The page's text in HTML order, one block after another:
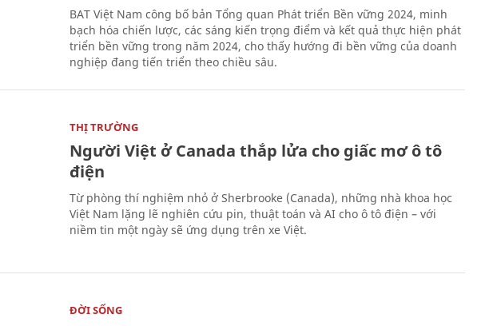
BAT Việt Nam công bố bản Tổng quan Phát triển Bền vững 2024, minh
bạch hóa chiến lược, các sáng kiến trọng điểm và kết quả thực hiện phát
triển bền vững trong năm 2024, cho thấy hướng đi bền vững của doanh
nghiệp đang tiến triển theo chiều sâu.
THỊ TRƯỜNG
Người Việt ở Canada thắp lửa cho giấc mơ ô tô
điện
Từ phòng thí nghiệm nhỏ ở Sherbrooke (Canada), những nhà khoa học
Việt Nam lặng lẽ nghiên cứu pin, thuật toán và AI cho ô tô điện – với
niềm tin một ngày sẽ ứng dụng trên xe Việt.
ĐỜI SỐNG